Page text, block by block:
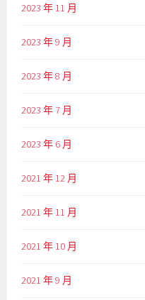
2023 年 11 月
2023 年 9 月
2023 年 8 月
2023 年 7 月
2023 年 6 月
2021 年 12 月
2021 年 11 月
2021 年 10 月
2021 年 9 月